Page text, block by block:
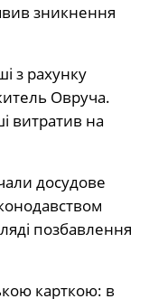
зникнення
з рахунку
Овруча.
витратив на
досудове
позбавлення